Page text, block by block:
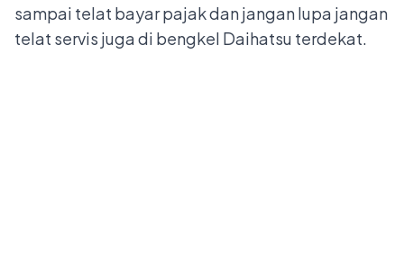
sampai telat bayar pajak dan jangan lupa jangan
telat servis juga di bengkel Daihatsu terdekat.